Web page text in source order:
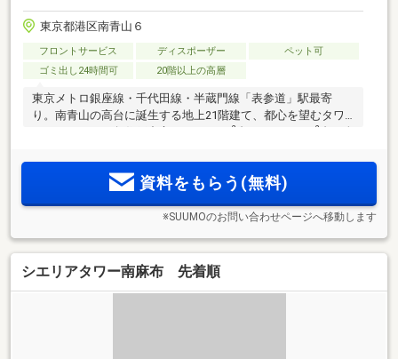
東京都港区南青山６
フロントサービス ディスポーザー
ペット可
ゴミ出し24時間可
20階以上の高層
東京メトロ銀座線・千代田線・半蔵門線「表参道」駅最寄
り。南青山の高台に誕生する地上21階建て、都心を望むタワ
ーレジデンス。角住戸中心。1LDK40m
2 台～3LDK143m 2 台の全
化施設も身近なロケーション【物件エントリー受付中】
資料をもらう(無料)
※SUUMOのお問い合わせページへ移動します
シエリアタワー南麻布 先着順